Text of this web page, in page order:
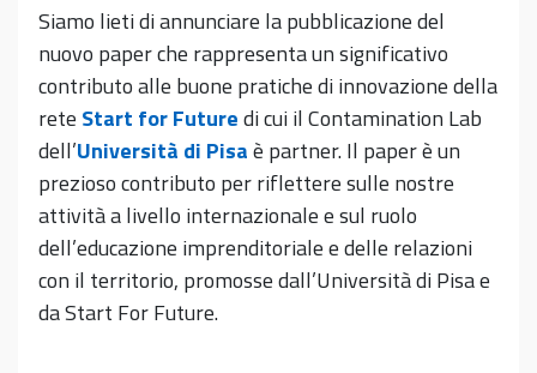
Siamo lieti di annunciare la pubblicazione del
nuovo paper che rappresenta un significativo
contributo alle buone pratiche di innovazione della
rete Start for Futuredi cui il Contamination Lab
dell’Università di Pisaè partner. Il paper è un
prezioso contributo per riflettere sulle nostre
attività a livello internazionale e sul ruolo
dell’educazione imprenditoriale e delle relazioni
con il territorio, promosse dall’Università di Pisa e
da Start For Future.